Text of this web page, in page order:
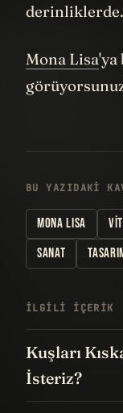
Mona Lisa'ya
BU YAZIDAKI
MONA LISA
SANAT
İLGILI IÇERIK
Kuşları
İsteriz?